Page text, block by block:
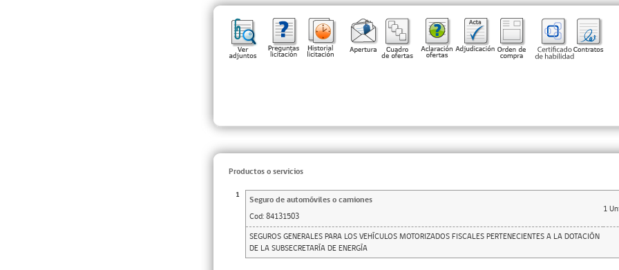
Productos o servicios
1 Seguro de automóviles o camiones
1
Cod: 84131503
SEGUROS GENERALES PARA LOS VEHÍCULOS MOTORIZADOS FISCALES PERTENECIENTES A LA DOTACIÓN
DE LA SUBSECRETARÍA DE ENERGÍA